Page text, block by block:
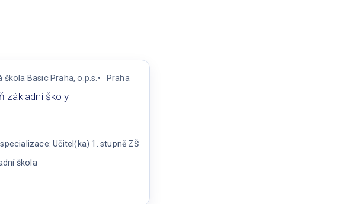
Basic Praha, o.p.s. Praha
základní školy
Učitel(ka) 1. stupně ZŠ
škola